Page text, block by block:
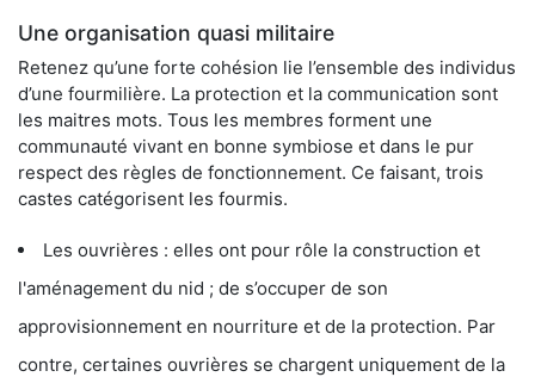
Une organisation quasi militaire
Retenez qu’une forte cohésion lie l’ensemble des individus
d’une fourmilière. La protection et la communication sont
les maitres mots. Tous les membres forment une
communauté vivant en bonne symbiose et dans le pur
respect des règles de fonctionnement. Ce faisant, trois
castes catégorisent les fourmis.
Les ouvrières : elles ont pour rôle la construction et
l'aménagement du nid ; de s’occuper de son
approvisionnement en nourriture et de la protection. Par
contre, certaines ouvrières se chargent uniquement de la